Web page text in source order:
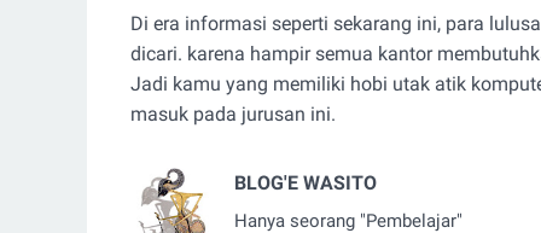
Di era informasi seperti sekarang ini, para
dicari. karena hampir semua kantor
Jadi kamu yang memiliki hobi utak atik
masuk pada jurusan ini.
BLOG'E WASITO
Hanya seorang "Pembelajar"